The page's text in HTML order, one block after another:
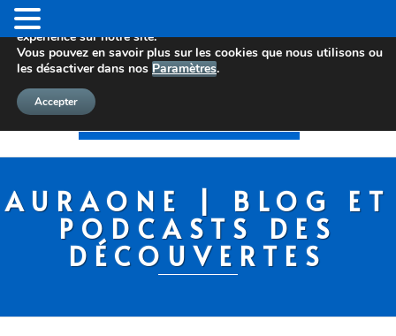
AURAONE | BLOG ET
PODCASTS DES
DÉCOUVERTES
Nous utilisons des cookies pour vous offrir la meilleure
expérience sur notre site.
Vous pouvez en savoir plus sur les cookies que nous utilisons ou
les désactiver dans nos Paramètres.
Accepter